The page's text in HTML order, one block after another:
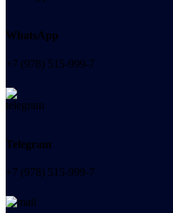
WhatsApp
+7 (978) 515-999-7
Telegram
+7 (978) 515-999-7